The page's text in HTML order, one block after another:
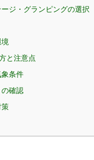
ジ・グランピングの選択
と注意点
条件
確認
策